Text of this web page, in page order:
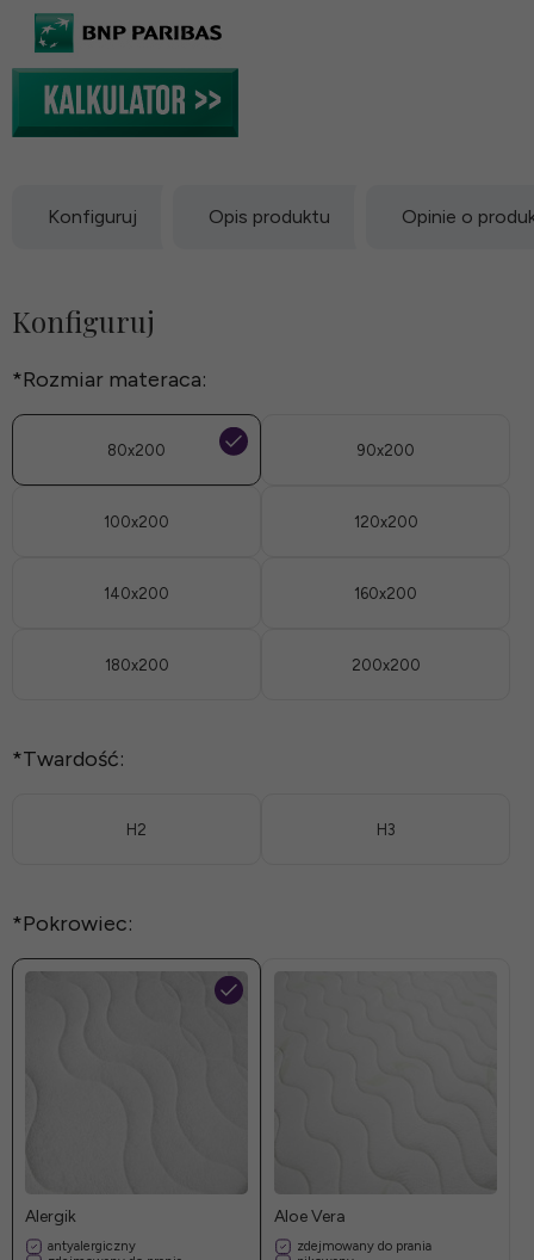
Konfiguruj Opis produktu Opinie o
Konfiguruj
*Rozmiar materaca:
80x200 90x200
100x200 120x200
140x200 160x200
180x200 200x200
*Twardość:
H2 H3
*Pokrowiec:
Alergik
antyalergiczny
Aloe Vera
zdejmowany do prania